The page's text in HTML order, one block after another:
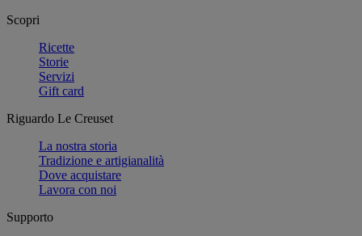
Scopri
Ricette
Storie
Servizi
Gift card
Riguardo Le Creuset
La nostra storia
Tradizione e artigianalità
Dove acquistare
Lavora con noi
Supporto